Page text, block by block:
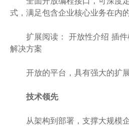
式，满足包含企业核心业务在内
扩展阅读： 开放性介绍 插件
解决方案
开放的平台，具有强大的扩展
技术领先
从架构到部署，支撑大规模